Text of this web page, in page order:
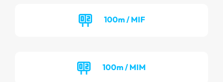
100m / MIF
100m / MIM